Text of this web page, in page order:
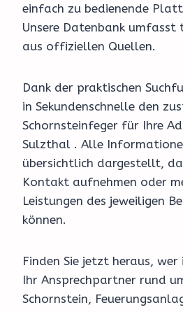
einfach zu bedienende
Unsere Datenbank umfasst
aus offiziellen Quellen.
Dank der praktischen
in Sekundenschnelle den
Schornsteinfeger für Ihre
Sulzthal . Alle
übersichtlich dargestellt,
Kontakt aufnehmen oder
Leistungen des jeweiligen
können.
Finden Sie jetzt heraus,
Ihr Ansprechpartner rund
Schornstein,